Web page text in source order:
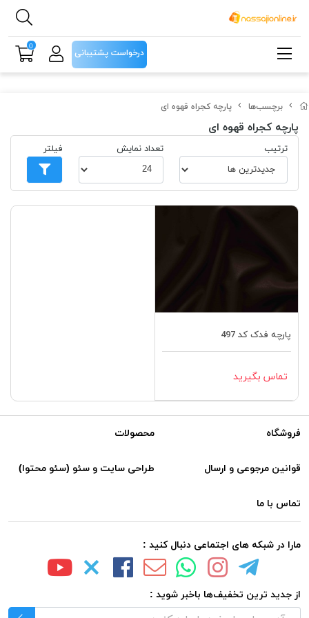
برچسب‌ها پارچه کجراه قهوه ای
پارچه کجراه قهوه ای
ترتیب تعداد نمایش فیلتر
پارچه فدک کد 497
تماس بگیرید
فروشگاه محصولات
قوانین مرجوعی و ارسال طراحی سایت و سئو (سئو محتوا)
تماس با ما
مارا در شبکه های اجتماعی دنبال کنید :
از جدید ترین تخفیف‌ها باخبر شوید :
درخواست پشتیبانی
0